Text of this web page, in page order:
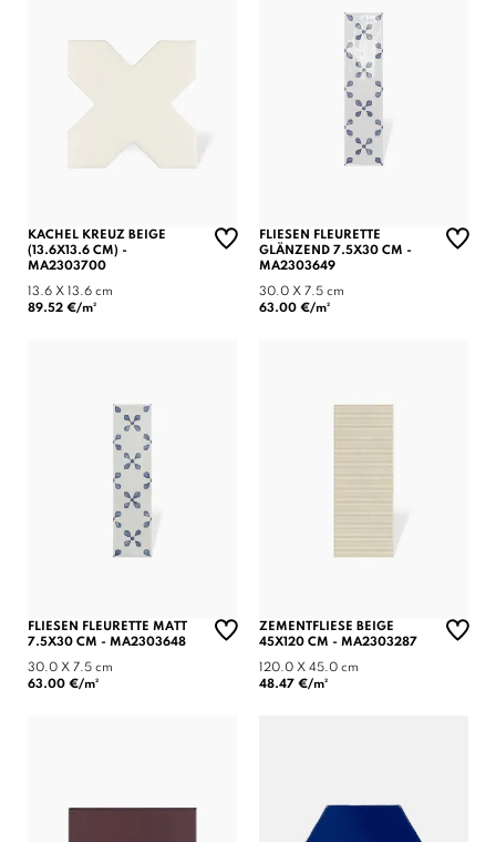
KACHEL KREUZ BEIGE
(13.6X13.6 CM) -
MA2303700
13.6 X 13.6 cm
89.52 €/m²
FLIESEN FLEURETTE
GLÄNZEND 7.5X30 CM -
MA2303649
30.0 X 7.5 cm
63.00 €/m²
FLIESEN FLEURETTE MATT
7.5X30 CM - MA2303648
30.0 X 7.5 cm
63.00 €/m²
ZEMENTFLIESE BEIGE
45X120 CM - MA2303287
120.0 X 45.0 cm
48.47 €/m²